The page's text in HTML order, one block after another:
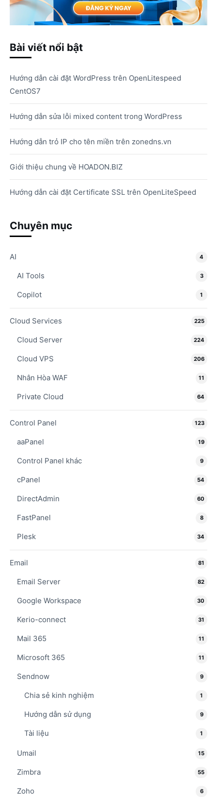
Bài viết nổi bật
Hướng dẫn cài đặt WordPress trên OpenLitespeed
CentOS7
Hướng dẫn sửa lỗi mixed content trong WordPress
Hướng dẫn trỏ IP cho tên miền trên zonedns.vn
Giới thiệu chung về HOADON.BIZ
Hướng dẫn cài đặt Certificate SSL trên OpenLiteSpeed
Chuyên mục
AI 4
AI Tools 3
Copilot 1
Cloud Services 225
Cloud Server 224
Cloud VPS 206
Nhân Hòa WAF 11
Private Cloud 64
Control Panel 123
aaPanel 19
Control Panel khác 9
cPanel 54
DirectAdmin 60
FastPanel 8
Plesk 34
Email 81
Email Server 82
Google Workspace 30
Kerio-connect 31
Mail 365 11
Microsoft 365 11
Sendnow 9
Chia sẻ kinh nghiệm 1
Hướng dẫn sử dụng 9
Tài liệu 1
Umail 15
Zimbra 55
Zoho 6